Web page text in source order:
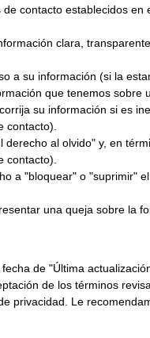
contacto establecidos
clara,
a su información (si la
que tenemos
su información si es
contacto).
al olvido" y, en
contacto).
a "bloquear" o "suprimir"
una queja sobre la
de "Última
de los términos
privacidad. Le